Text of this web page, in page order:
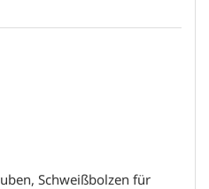
Schweißbolzen für